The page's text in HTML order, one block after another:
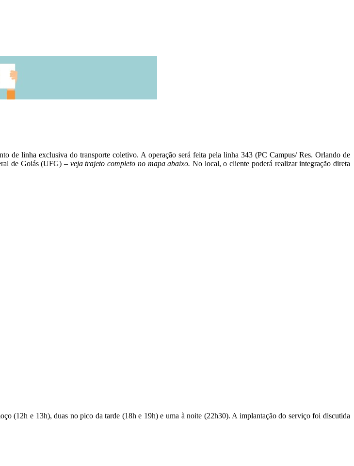
de linha exclusiva do transporte coletivo. A operação será feita pela linha 343 (PC Campus/ Res. Orlando de
de Goiás (UFG)– veja trajeto completo no mapa abaixo. No local, o cliente poderá realizar integração direta
(12h e 13h), duas no pico da tarde (18h e 19h) e uma à noite (22h30). A implantação do serviço foi discutida